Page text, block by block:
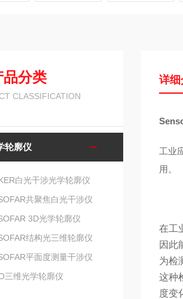
品分类
CLASSIFICATION
轮廓仪
白光干涉光学轮廓仪
共聚焦白光干涉仪
3D光学轮廓仪
结构光三维轮廓仪
平面度测量干涉仪
三维光学轮廓仪
详细
工业
用。
在工
因此
为检
这种
度变